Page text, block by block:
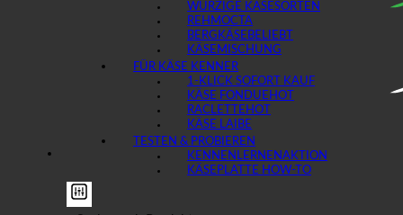
WÜRZIGE KÄSESORTEN
REHMOCTA
BERGKÄSE
KÄSEMISCHUNG
FÜR KÄSE KENNER
1-KLICK SOFORT KAUF
KÄSE FONDUE
RACLETTE
KÄSE LAIBE
TESTEN & PROBIEREN
KENNENLERNEN
KÄSEPLATTE HOW-TO